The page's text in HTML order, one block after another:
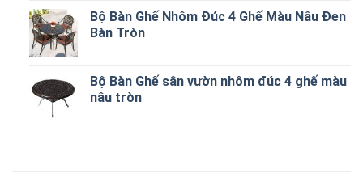
Bộ Bàn Ghế Nhôm Đúc 4 Ghế Màu Nâu Đen
Bàn Tròn
Bộ Bàn Ghế sân vườn nhôm đúc 4 ghế màu
nâu tròn